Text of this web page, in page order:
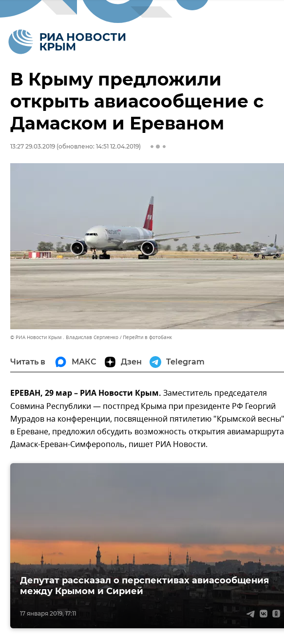
В Крыму предложили
открыть авиасообщение с
Дамаском и Ереваном
13:27 29.03.2019 (обновлено: 14:51 12.04.2019)
© РИА Новости Крым . Владислав Сергиенко Перейти в фотобанк
Читать в МАКС Дзен Telegram
ЕРЕВАН, 29 мар – РИА Новости Крым. Заместитель председателя
Совмина Республики — постпред Крыма при президенте РФ Георгий
Мурадов на конференции, посвященной пятилетию "Крымской весны"
в Ереване, предложил обсудить возможность открытия авиамаршрута
Дамаск-Ереван-Симферополь, пишет РИА Новости.
17 января 2019, 17:11
Депутат рассказал о перспективах авиасообщения
между Крымом и Сирией